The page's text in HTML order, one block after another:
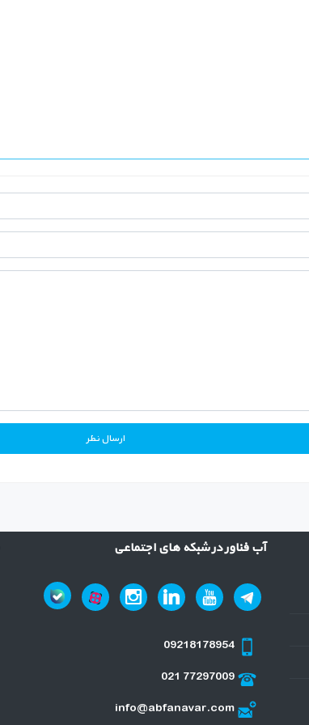
آب فناور در شبکه های اجتماعی
09218178954
021 77297009
info@abfanavar.com